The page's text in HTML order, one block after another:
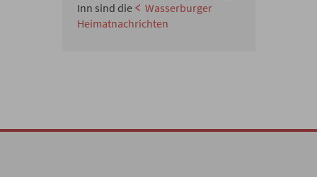
Inn sind die
Wasserburger
Heimatnachrichten